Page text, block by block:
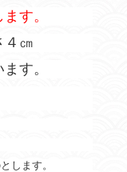
す。
４㎝
す。
します。